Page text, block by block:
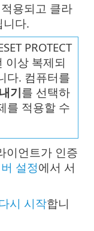
용되고 클라
니다.
PROTECT
이상 복제되
다. 컴퓨터를
기를 선택하
를 적용할 수
이언트가 인증
버 설정에서 서
시 시작합니